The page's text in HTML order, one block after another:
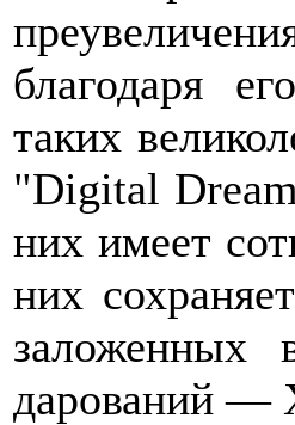
благодаря
таких
"Digital
них имеет
них
заложенных
дарований —